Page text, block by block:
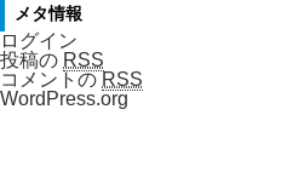
メタ情報
ログイン
投稿の RSS
コメントの RSS
WordPress.org